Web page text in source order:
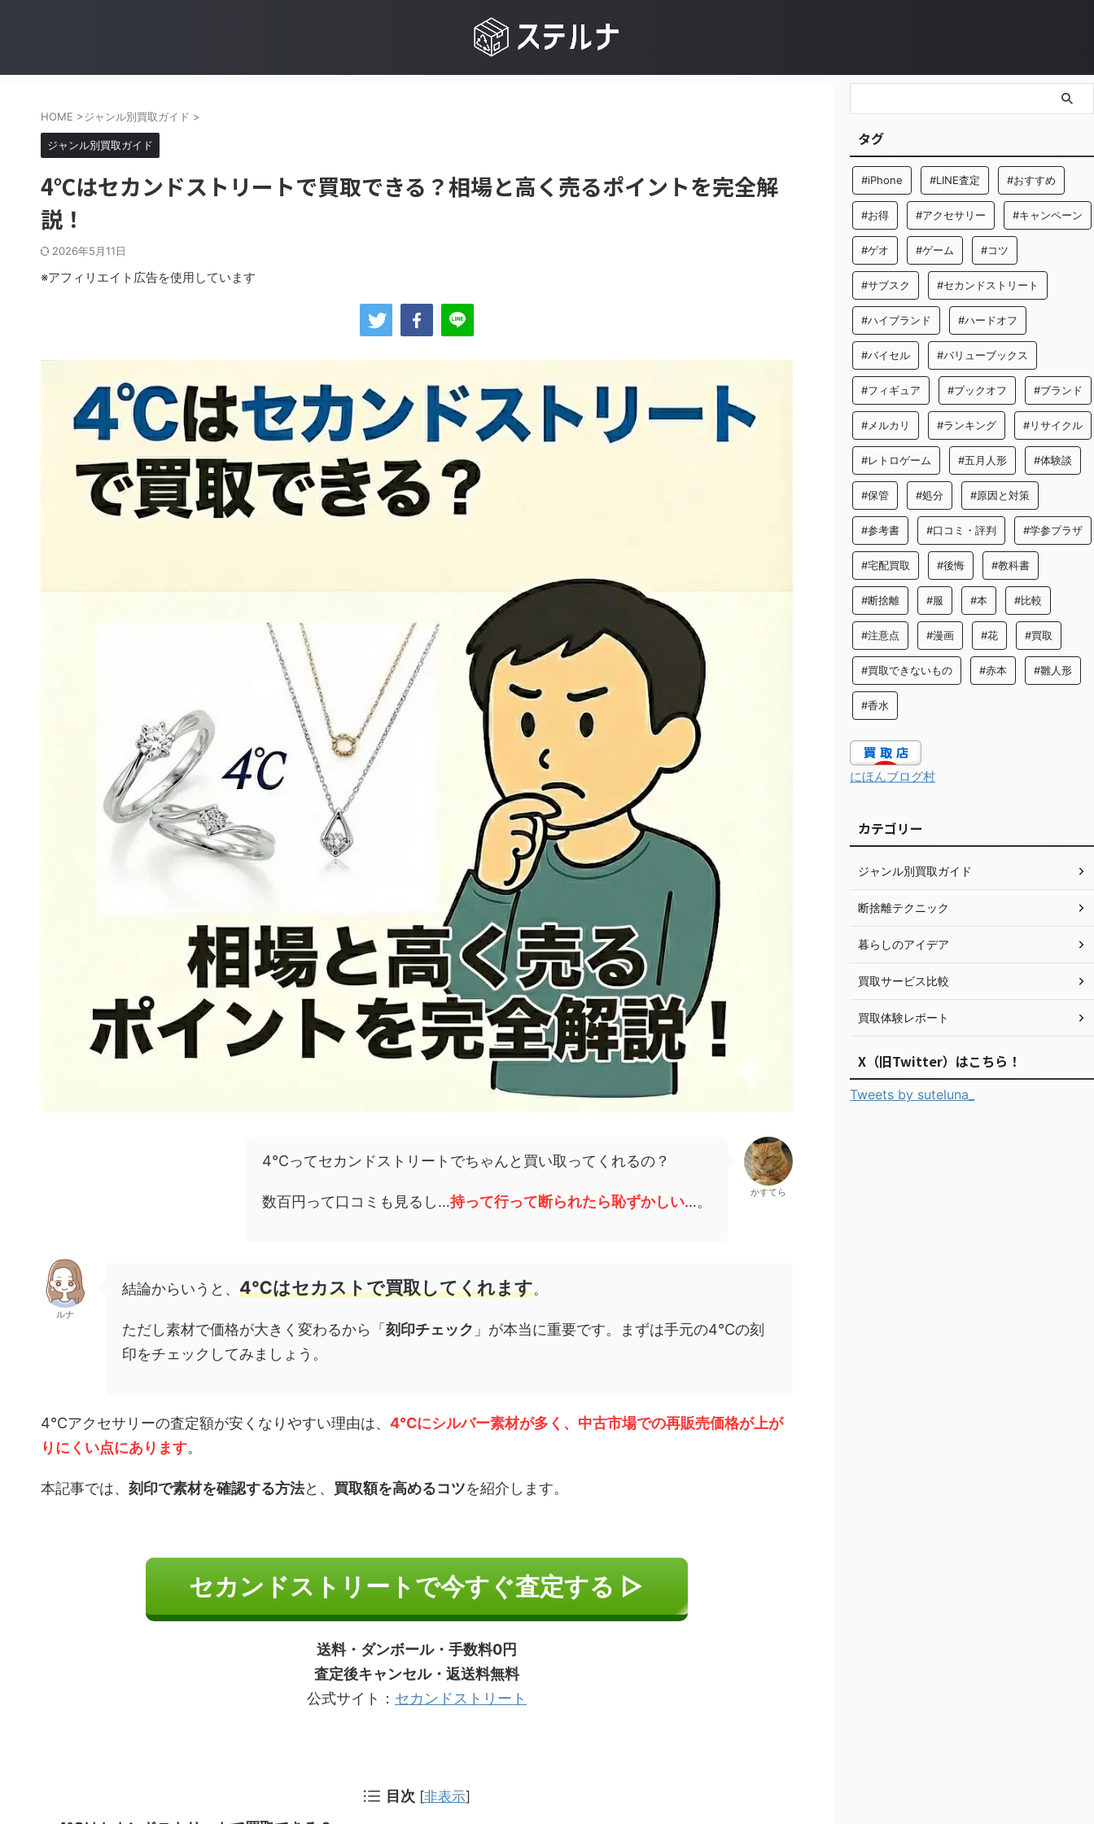
HOME >ジャンル別買取ガイド >
ジャンル別買取ガイド
4℃はセカンドストリートで買取できる？相場と高く売るポイントを完全解
説！
2026年5月11日
※アフィリエイト広告を使用しています
4℃ってセカンドストリートでちゃんと買い取ってくれるの？
数百円って口コミも見るし…持って行って断られたら恥ずかしい…。
かすてら
ルナ
結論からいうと、 4℃はセカストで買取してくれます。
ただし素材で価格が大きく変わるから「刻印チェック 」が本当に重要です。まずは手元の4℃の刻
印をチェックしてみましょう。
4℃アクセサリーの査定額が安くなりやすい理由は、 4℃にシルバー素材が多く、中古市場での再販売価格が上が
りにくい点にあります。
本記事では、 刻印で素材を確認する方法と、 買取額を高めるコツを紹介します。
セカンドストリートで今すぐ査定する ▷
送料・ダンボール・手数料0円
査定後キャンセル・返送料無料
公式サイト： セカンドストリート
目次 [非表示]
タグ
#iPhone #LINE査定 #おすすめ
#お得 #アクセサリー #キャンペーン
#ゲオ #ゲーム #コツ
#サブスク #セカンドストリート
#ハイブランド #ハードオフ
#バイセル #バリューブックス
#フィギュア #ブックオフ #ブランド
#メルカリ #ランキング #リサイクル
#レトロゲーム #五月人形 #体験談
#保管 #処分 #原因と対策
#参考書 #口コミ・評判 #学参プラザ
#宅配買取 #後悔 #教科書
#断捨離 #服 #本 #比較
#注意点 #漫画 #花 #買取
#買取できないもの #赤本 #雛人形
#香水
にほんブログ村
カテゴリー
ジャンル別買取ガイド
断捨離テクニック
暮らしのアイデア
買取サービス比較
買取体験レポート
X（旧Twitter）はこちら！
Tweets by suteluna_